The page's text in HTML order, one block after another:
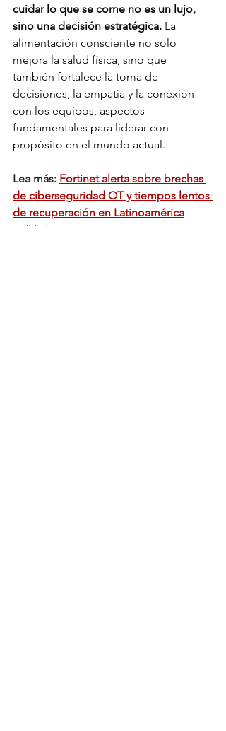
cuidar lo que se come no es un lujo,
sino una decisión estratégica. La
alimentación consciente no solo
mejora la salud física, sino que
también fortalece la toma de
decisiones, la empatía y la conexión
con los equipos, aspectos
fundamentales para liderar con
propósito en el mundo actual.
Lea más: Fortinet alerta sobre brechas
de ciberseguridad OT y tiempos lentos
de recuperación en Latinoamérica
Actualidad